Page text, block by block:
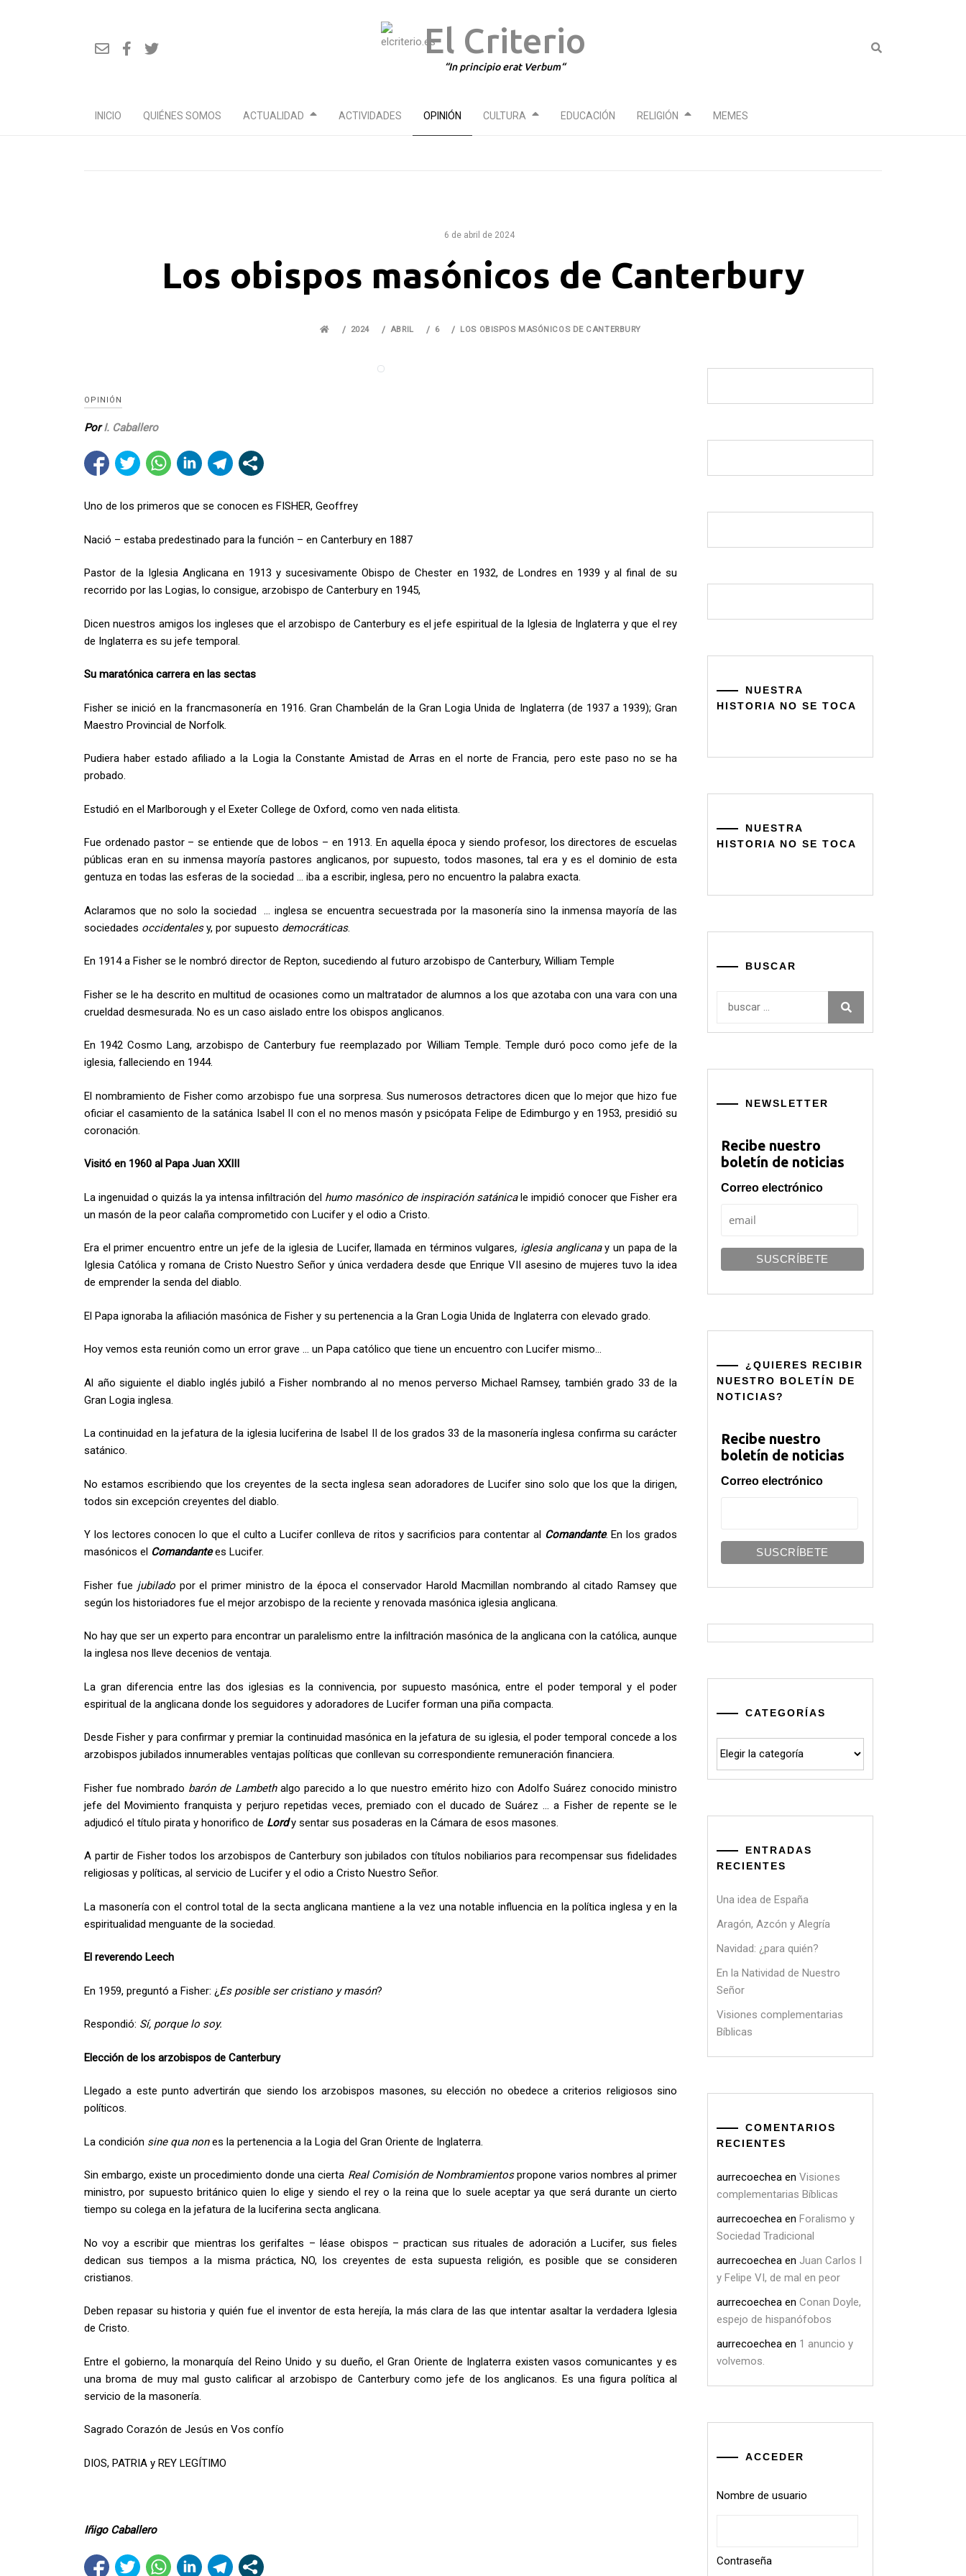
El Criterio
In principio erat Verbum
INICIO QUIÉNES SOMOS ACTUALIDAD ACTIVIDADES OPINIÓN CULTURA EDUCACIÓN RELIGIÓN MEMES
6 de abril de 2024
Los obispos masónicos de Canterbury
2024 ABRIL 6 LOS OBISPOS MASÓNICOS DE CANTERBURY
OPINIÓN
PorI. Caballero
Uno de los primeros que se conocen es FISHER, Geoffrey
Nació – estaba predestinado para la función – en Canterbury en 1887
Pastor de la Iglesia Anglicana en 1913 y sucesivamente Obispo de Chester en 1932, de Londres en 1939 y al final de su
recorrido por las Logias, lo consigue, arzobispo de Canterbury en 1945,
Dicen nuestros amigos los ingleses que el arzobispo de Canterbury es el jefe espiritual de la Iglesia de Inglaterra y que el rey
de Inglaterra es su jefe temporal.
Su maratónica carrera en las sectas
Fisher se inició en la francmasonería en 1916. Gran Chambelán de la Gran Logia Unida de Inglaterra (de 1937 a 1939); Gran
Maestro Provincial de Norfolk.
Pudiera haber estado afiliado a la Logia la Constante Amistad de Arras en el norte de Francia, pero este paso no se ha
probado.
Estudió en el Marlborough y el Exeter College de Oxford, como ven nada elitista.
Fue ordenado pastor – se entiende que de lobos – en 1913. En aquella época y siendo profesor, los directores de escuelas
públicas eran en su inmensa mayoría pastores anglicanos, por supuesto, todos masones, tal era y es el dominio de esta
gentuza en todas las esferas de la sociedad … iba a escribir, inglesa, pero no encuentro la palabra exacta.
Aclaramos que no solo la sociedad … inglesa se encuentra secuestrada por la masonería sino la inmensa mayoría de las
sociedades occidentalesy, por supuesto democráticas.
En 1914 a Fisher se le nombró director de Repton, sucediendo al futuro arzobispo de Canterbury, William Temple
Fisher se le ha descrito en multitud de ocasiones como un maltratador de alumnos a los que azotaba con una vara con una
crueldad desmesurada. No es un caso aislado entre los obispos anglicanos.
En 1942 Cosmo Lang, arzobispo de Canterbury fue reemplazado por William Temple. Temple duró poco como jefe de la
iglesia, falleciendo en 1944.
El nombramiento de Fisher como arzobispo fue una sorpresa. Sus numerosos detractores dicen que lo mejor que hizo fue
oficiar el casamiento de la satánica Isabel II con el no menos masón y psicópata Felipe de Edimburgo y en 1953, presidió su
coronación.
Visitó en 1960 al Papa Juan XXIII
La ingenuidad o quizás la ya intensa infiltración del humo masónico de inspiración satánicale impidió conocer que Fisher era
un masón de la peor calaña comprometido con Lucifer y el odio a Cristo.
Era el primer encuentro entre un jefe de la iglesia de Lucifer, llamada en términos vulgares, iglesia anglicanay un papa de la
Iglesia Católica y romana de Cristo Nuestro Señor y única verdadera desde que Enrique VII asesino de mujeres tuvo la idea
de emprender la senda del diablo.
El Papa ignoraba la afiliación masónica de Fisher y su pertenencia a la Gran Logia Unida de Inglaterra con elevado grado.
Hoy vemos esta reunión como un error grave … un Papa católico que tiene un encuentro con Lucifer mismo…
Al año siguiente el diablo inglés jubiló a Fisher nombrando al no menos perverso Michael Ramsey, también grado 33 de la
Gran Logia inglesa.
La continuidad en la jefatura de la iglesia luciferina de Isabel II de los grados 33 de la masonería inglesa confirma su carácter
satánico.
No estamos escribiendo que los creyentes de la secta inglesa sean adoradores de Lucifer sino solo que los que la dirigen,
todos sin excepción creyentes del diablo.
Y los lectores conocen lo que el culto a Lucifer conlleva de ritos y sacrificios para contentar al Comandante. En los grados
masónicos el Comandantees Lucifer.
Fisher fue jubiladopor el primer ministro de la época el conservador Harold Macmillan nombrando al citado Ramsey que
según los historiadores fue el mejor arzobispo de la reciente y renovada masónica iglesia anglicana.
No hay que ser un experto para encontrar un paralelismo entre la infiltración masónica de la anglicana con la católica, aunque
la inglesa nos lleve decenios de ventaja.
La gran diferencia entre las dos iglesias es la connivencia, por supuesto masónica, entre el poder temporal y el poder
espiritual de la anglicana donde los seguidores y adoradores de Lucifer forman una piña compacta.
Desde Fisher y para confirmar y premiar la continuidad masónica en la jefatura de su iglesia, el poder temporal concede a los
arzobispos jubilados innumerables ventajas políticas que conllevan su correspondiente remuneración financiera.
Fisher fue nombrado barón de Lambethalgo parecido a lo que nuestro emérito hizo con Adolfo Suárez conocido ministro
jefe del Movimiento franquista y perjuro repetidas veces, premiado con el ducado de Suárez … a Fisher de repente se le
adjudicó el título pirata y honorifico de Lordy sentar sus posaderas en la Cámara de esos masones.
A partir de Fisher todos los arzobispos de Canterbury son jubilados con títulos nobiliarios para recompensar sus fidelidades
religiosas y políticas, al servicio de Lucifer y el odio a Cristo Nuestro Señor.
La masonería con el control total de la secta anglicana mantiene a la vez una notable influencia en la política inglesa y en la
espiritualidad menguante de la sociedad.
El reverendo Leech
En 1959, preguntó a Fisher: ¿ Es posible ser cristiano y masón?
Respondió: Sí, porque lo soy.
Elección de los arzobispos de Canterbury
Llegado a este punto advertirán que siendo los arzobispos masones, su elección no obedece a criterios religiosos sino
políticos.
La condición sine qua nones la pertenencia a la Logia del Gran Oriente de Inglaterra.
Sin embargo, existe un procedimiento donde una cierta Real Comisión de Nombramientospropone varios nombres al primer
ministro, por supuesto británico quien lo elige y siendo el rey o la reina que lo suele aceptar ya que será durante un cierto
tiempo su colega en la jefatura de la luciferina secta anglicana.
No voy a escribir que mientras los gerifaltes – léase obispos – practican sus rituales de adoración a Lucifer, sus fieles
dedican sus tiempos a la misma práctica, NO, los creyentes de esta supuesta religión, es posible que se consideren
cristianos.
Deben repasar su historia y quién fue el inventor de esta herejía, la más clara de las que intentar asaltar la verdadera Iglesia
de Cristo.
Entre el gobierno, la monarquía del Reino Unido y su dueño, el Gran Oriente de Inglaterra existen vasos comunicantes y es
una broma de muy mal gusto calificar al arzobispo de Canterbury como jefe de los anglicanos. Es una figura política al
servicio de la masonería.
Sagrado Corazón de Jesús en Vos confío
DIOS, PATRIA y REY LEGÍTIMO
Iñigo Caballero
NUESTRA
HISTORIA NO SE TOCA
NUESTRA
HISTORIA NO SE TOCA
BUSCAR
NEWSLETTER
Recibe nuestro
boletín de noticias
Correo electrónico
¿QUIERES RECIBIR
NUESTRO BOLETÍN DE
NOTICIAS?
Recibe nuestro
boletín de noticias
Correo electrónico
CATEGORÍAS
ENTRADAS
RECIENTES
Una idea de España
Aragón, Azcón y Alegría
Navidad: ¿para quién?
En la Natividad de Nuestro
Señor
Visiones complementarias
Bíblicas
COMENTARIOS
RECIENTES
aurrecoechea en Visiones
complementarias Bíblicas
aurrecoechea en Foralismo y
Sociedad Tradicional
aurrecoechea en Juan Carlos I
y Felipe VI, de mal en peor
aurrecoechea en Conan Doyle,
espejo de hispanófobos
aurrecoechea en 1 anuncio y
volvemos.
ACCEDER
Nombre de usuario
Contraseña